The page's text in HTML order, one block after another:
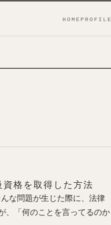
HOME PROFILE
格を取得した方法
な問題が生じた際に、法律
、「何のことを言ってるのか